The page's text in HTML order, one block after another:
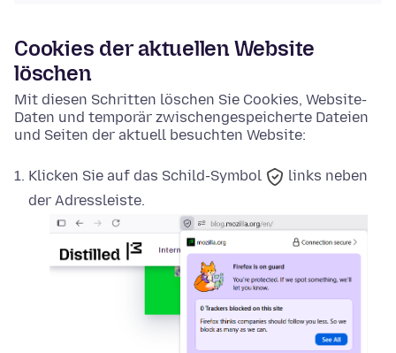
Cookies der aktuellen Website
löschen
Mit diesen Schritten löschen Sie Cookies, Website-
Daten und temporär zwischengespeicherte Dateien
und Seiten der aktuell besuchten Website:
Klicken Sie auf das Schild-Symbol
links neben
der Adressleiste.